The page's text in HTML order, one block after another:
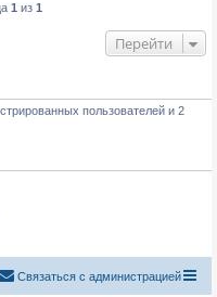
1 из 1
Перейти
пользователей и 2
Связаться с администрацией